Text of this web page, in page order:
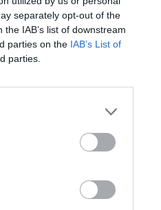
separately opt-out of the
IAB’s list of downstream
parties on the IAB’s List of
parties.